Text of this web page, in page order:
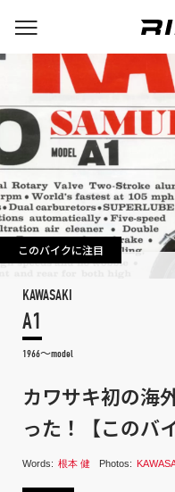
このバイクに注目
KAWASAKI
A1
1966～model
カワサキ初の海
った！【このバ
Words: 根本 健 Photos: